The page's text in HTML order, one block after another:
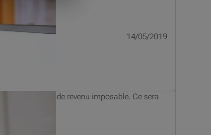
14/05/2019
000 euros de revenu imposable. Ce sera